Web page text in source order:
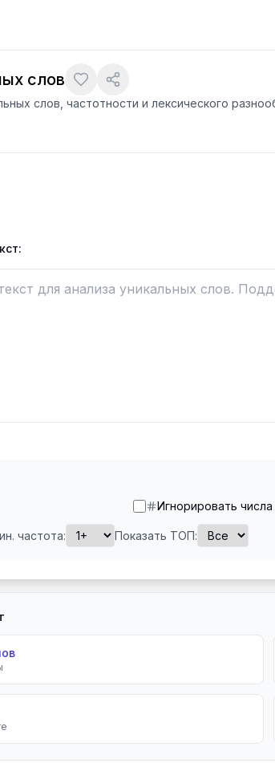
слов
слов, частотности и лексического
Игнорировать числа
частота: Показать ТОП: